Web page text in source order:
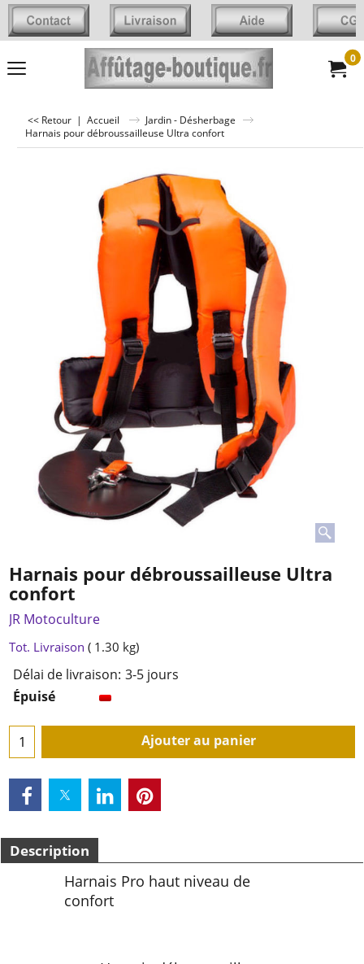
0
<< Retour | Accueil
Jardin - Désherbage
Harnais pour débroussailleuse Ultra confort
Harnais pour débroussailleuse Ultra
confort
JR Motoculture
-20%
42.90
€34.32
TTC
Tot. Livraison 1.30kg
Délai de livraison:
3-5 jours
Ajouter au panier